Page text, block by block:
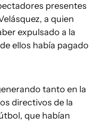
presentes
a quien
expulsado a la
ellos había pagado
tanto en la
directivos de la
que habían